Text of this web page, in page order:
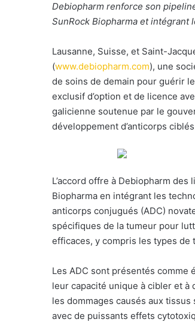
n
c
o
u
r
r
e
Debiopharm renforce son
SunRock Biopharma et
Lausanne, Suisse, et Saint-
(www.debiopharm.com), une
de soins de demain pour guérir
exclusif d’option et de licence
galicienne soutenue par le
développement d’anticorps
L’accord offre à Debiopharm
Biopharma en intégrant les
anticorps conjugués (ADC)
spécifiques de la tumeur pour
efficaces, y compris les types de
Les ADC sont présentés
leur capacité unique à cibler et
les dommages causés aux
avec de puissants effets